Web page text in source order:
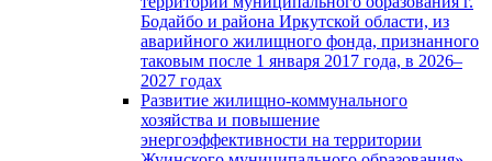
Бодайбо и района Иркутской области, из
аварийного жилищного фонда, признанного
таковым после 1 января 2017 года, в 2026–
2027 годах
Развитие жилищно-коммунального
хозяйства и повышение
энергоэффективности на территории